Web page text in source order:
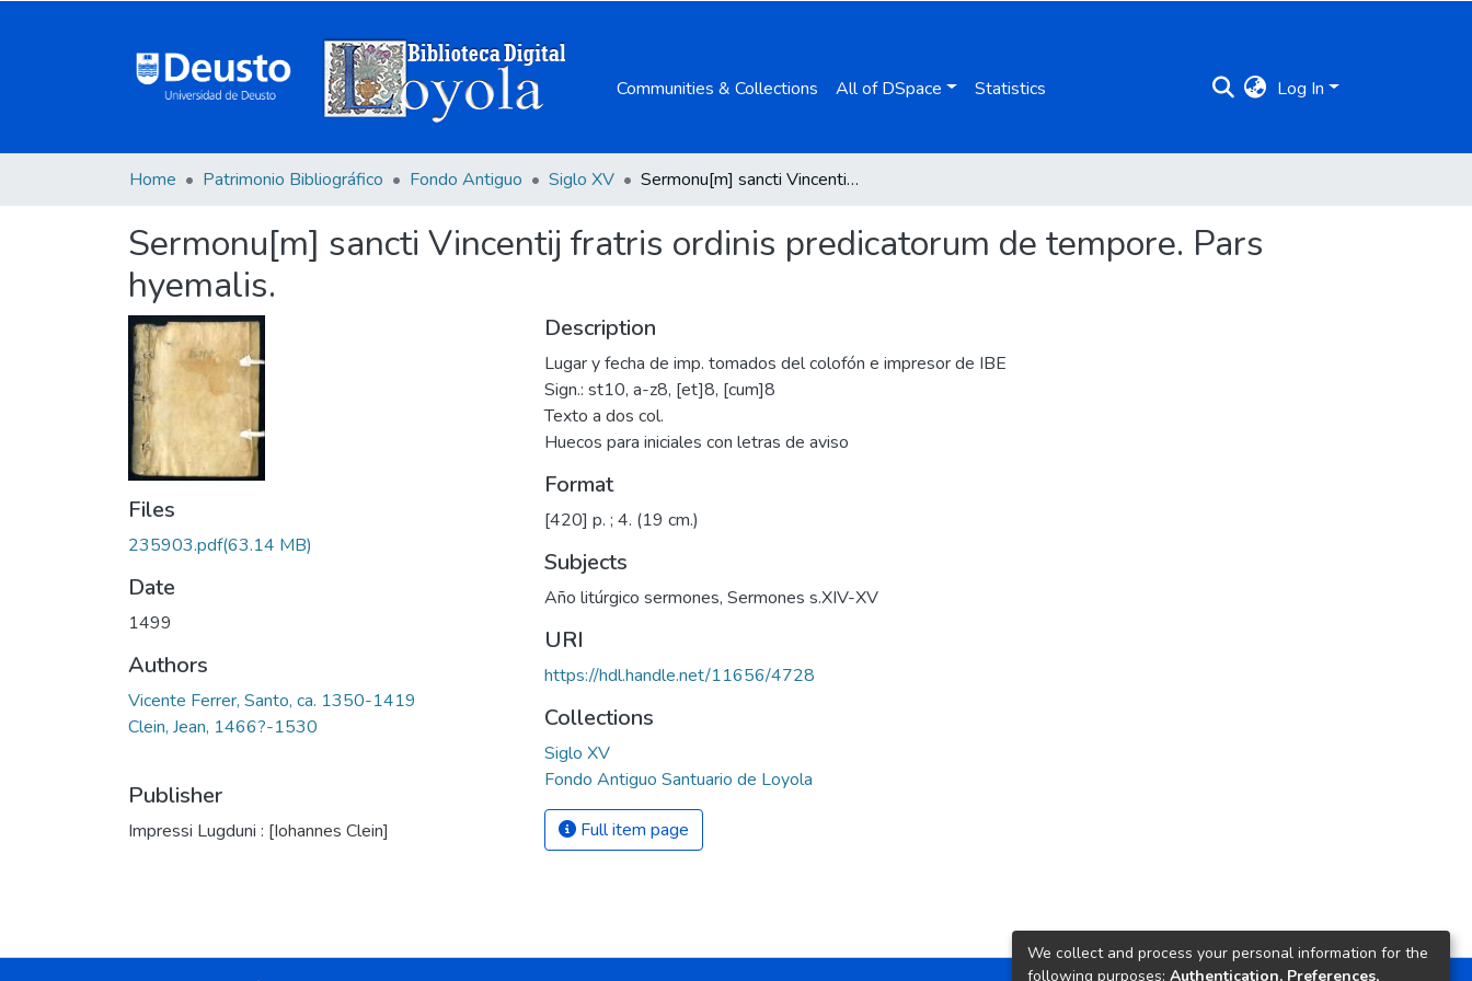
Communities & Collections All of DSpace Statistics Log In
Home Patrimonio Bibliográfico Fondo Antiguo Siglo XV Sermonu[m] sancti Vincentij fratris ordinis predicatorum de tempore. Pars hyemalis.
Sermonu[m] sancti Vincentij fratris ordinis predicatorum de tempore. Pars
hyemalis.
Files
235903.pdf(63.14 MB)
Date
1499
Authors
Vicente Ferrer, Santo, ca. 1350-1419
Clein, Jean, 1466?-1530
Publisher
Impressi Lugduni : [Iohannes Clein]
Description
Lugar y fecha de imp. tomados del colofón e impresor de IBE
Sign.: st10, a-z8, [et]8, [cum]8
Texto a dos col.
Huecos para iniciales con letras de aviso
Format
[420] p. ; 4. (19 cm.)
Subjects
Año litúrgico sermones, Sermones s.XIV-XV
URI
https://hdl.handle.net/11656/4728
Collections
Siglo XV
Fondo Antiguo Santuario de Loyola
Full item page
We collect and process your personal information for the
following purposes: Authentication, Preferences,